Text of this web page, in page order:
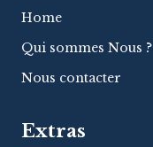
Home
Qui sommes Nous ?
Nous contacter
Extras